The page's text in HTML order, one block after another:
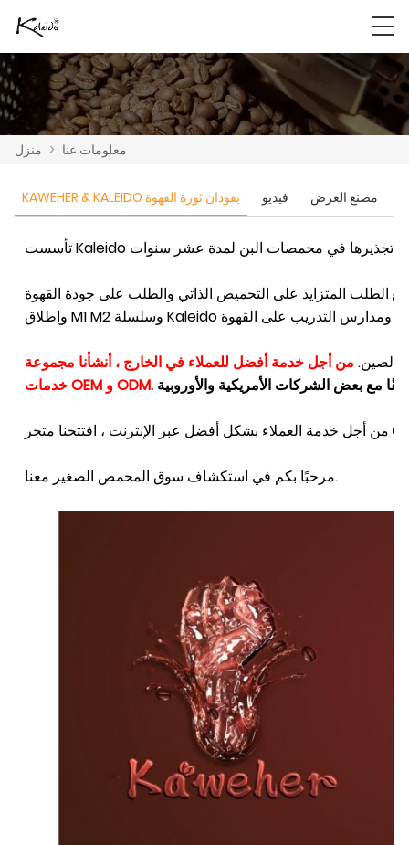
منزل > معلومات عنا
KAWEHER & KALEIDO يقودان ثورة القهوة فيديو مصنع العرض
الصين.
خدمات OEM و ODM.
مرحبًا بكم في استكشاف سوق المحمص الصغير معنا.